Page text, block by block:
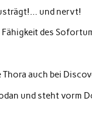
und nervt!
des
auch bei
und steht vorm